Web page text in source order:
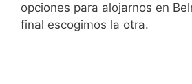
opciones para alojarnos en
final escogimos la otra.